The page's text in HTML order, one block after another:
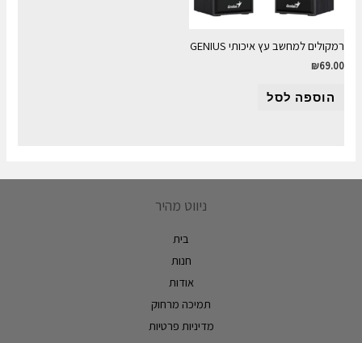
רמקולים למחשב עץ איכותי GENIUS
₪69.00
הוספה לסל
ניווט מהיר
בית
חנות
אודות
תמיכה מרחוק
מדיניות פרטיות